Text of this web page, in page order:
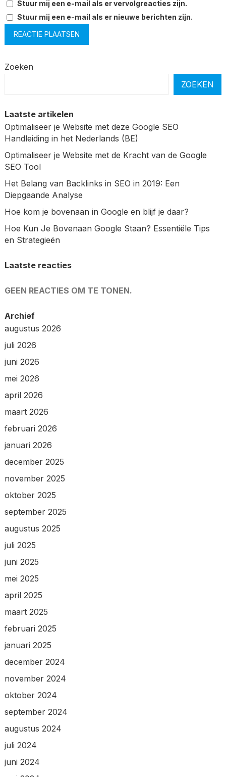
Stuur mij een e-mail als er vervolgreacties zijn.
Stuur mij een e-mail als er nieuwe berichten zijn.
Zoeken
ZOEKEN
Laatste artikelen
Optimaliseer je Website met deze Google SEO
Handleiding in het Nederlands (BE)
Optimaliseer je Website met de Kracht van de Google
SEO Tool
Het Belang van Backlinks in SEO in 2019: Een
Diepgaande Analyse
Hoe kom je bovenaan in Google en blijf je daar?
Hoe Kun Je Bovenaan Google Staan? Essentiële Tips
en Strategieën
Laatste reacties
GEEN REACTIES OM TE TONEN.
Archief
augustus 2026
juli 2026
juni 2026
mei 2026
april 2026
maart 2026
februari 2026
januari 2026
december 2025
november 2025
oktober 2025
september 2025
augustus 2025
juli 2025
juni 2025
mei 2025
april 2025
maart 2025
februari 2025
januari 2025
december 2024
november 2024
oktober 2024
september 2024
augustus 2024
juli 2024
juni 2024